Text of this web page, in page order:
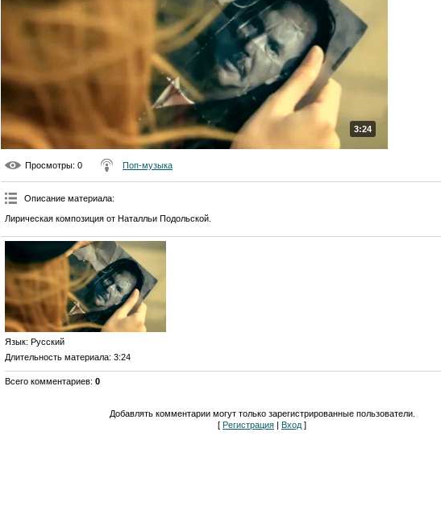
3:24
Просмотры: 0 Поп-музыка
Описание материала:
Лирическая композиция от Наталльи Подольской.
Язык: Русский
Длительность материала: 3:24
Всего комментариев: 0
Добавлять комментарии могут только зарегистрированные пользователи.
[ Регистрация | Вход ]